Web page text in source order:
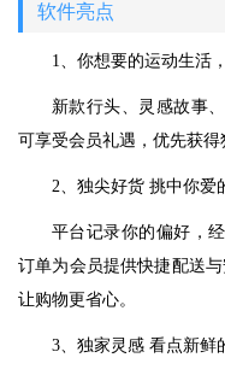
软件亮点
1、你想要的运动生活
新款行头、灵感故事
可享受会员礼遇，优先获得
2、独尖好货 挑中你爱
平台记录你的偏好，
订单为会员提供快捷配送
让购物更省心。
3、独家灵感 看点新鲜